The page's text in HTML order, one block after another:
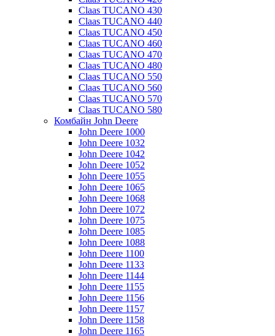
Claas TUCANO 430
Claas TUCANO 440
Claas TUCANO 450
Claas TUCANO 460
Claas TUCANO 470
Claas TUCANO 480
Claas TUCANO 550
Claas TUCANO 560
Claas TUCANO 570
Claas TUCANO 580
Комбайн John Deere
John Deere 1000
John Deere 1032
John Deere 1042
John Deere 1052
John Deere 1055
John Deere 1065
John Deere 1068
John Deere 1072
John Deere 1075
John Deere 1085
John Deere 1088
John Deere 1100
John Deere 1133
John Deere 1144
John Deere 1155
John Deere 1156
John Deere 1157
John Deere 1158
John Deere 1165